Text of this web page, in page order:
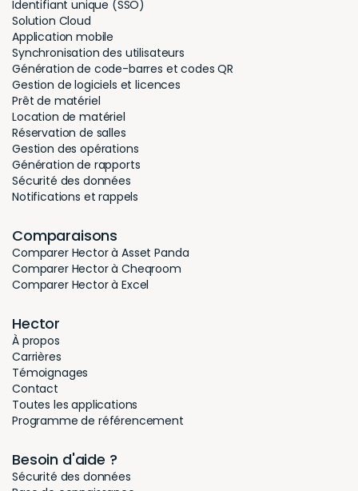
scanner, afin de faciliter la répartition des tâches.
3. Scanner l’inventaire
Utilisez un lecteur de code-barres ou l’application
mobile d’Hector pour scanner le code-barres ou le
QR code de chaque article. Cela vous permet de
confirmer sa présence dans l’inventaire.
4. Vérifier et analyser l’inventaire
Le rapport d’inventaire annuel généré par Hector
met en évidence les articles non scannés. Vous
pourrez ainsi identifier les équipements brisés,
perdus ou volés et les enregistrer dans le logiciel.
Ceci vous permet de suivre les écarts d’inventaire
d’une année à l’autre.
Hector facilite le suivi de l’état de votre inventaire